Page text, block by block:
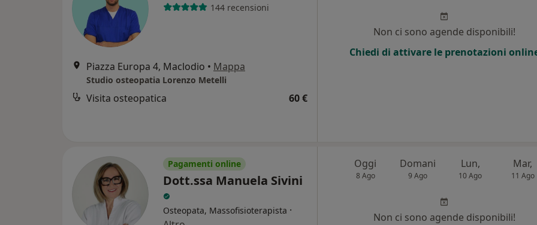
144 recensioni
Piazza Europa 4, Maclodio • Mappa
Studio osteopatia Lorenzo Metelli
Visita osteopatica 60 €
Non ci sono agende disponibili!
Chiedi di attivare le prenotazioni
Pagamenti online
Dott.ssa Manuela Sivini
Osteopata, Massofisioterapista ·
Oggi
8 Ago
Domani
9 Ago
Lun,
10 Ago
Mar,
11 Ago
Non ci sono agende disponibili!